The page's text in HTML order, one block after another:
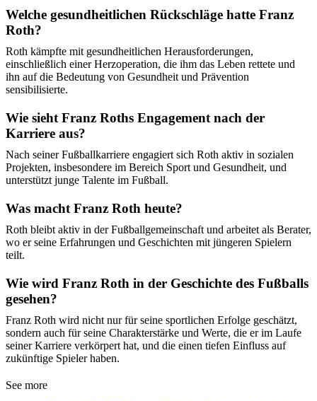
Welche gesundheitlichen Rückschläge hatte Franz
Roth?
Roth kämpfte mit gesundheitlichen Herausforderungen,
einschließlich einer Herzoperation, die ihm das Leben rettete und
ihn auf die Bedeutung von Gesundheit und Prävention
sensibilisierte.
Wie sieht Franz Roths Engagement nach der
Karriere aus?
Nach seiner Fußballkarriere engagiert sich Roth aktiv in sozialen
Projekten, insbesondere im Bereich Sport und Gesundheit, und
unterstützt junge Talente im Fußball.
Was macht Franz Roth heute?
Roth bleibt aktiv in der Fußballgemeinschaft und arbeitet als Berater,
wo er seine Erfahrungen und Geschichten mit jüngeren Spielern
teilt.
Wie wird Franz Roth in der Geschichte des Fußballs
gesehen?
Franz Roth wird nicht nur für seine sportlichen Erfolge geschätzt,
sondern auch für seine Charakterstärke und Werte, die er im Laufe
seiner Karriere verkörpert hat, und die einen tiefen Einfluss auf
zukünftige Spieler haben.
See more